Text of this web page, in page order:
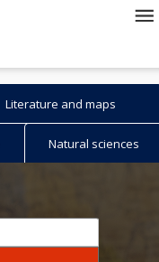
Literature and maps
Natural sciences